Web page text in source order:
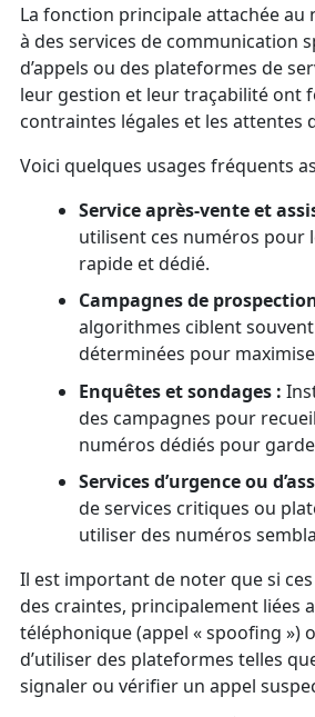
La fonction principale attachée
à des services de communication
d’appels ou des plateformes de
leur gestion et leur traçabilité ont
contraintes légales et les attentes
Voici quelques usages fréquents
Service après-vente et
utilisent ces numéros pour
rapide et dédié.
Campagnes de
algorithmes ciblent
déterminées pour
Enquêtes et sondages :
des campagnes pour
numéros dédiés pour
Services d’urgence ou
de services critiques ou
utiliser des numéros
Il est important de noter que si
des craintes, principalement liées
téléphonique (appel « spoofing »)
d’utiliser des plateformes telles
signaler ou vérifier un appel